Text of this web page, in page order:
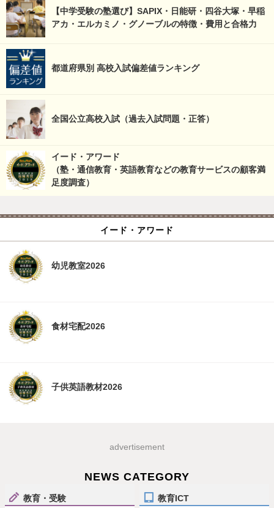
【中学受験の塾選び】SAPIX・日能研・四谷大塚・早稲
アカ・エルカミノ・グノーブルの特徴・費用と合格力
都道府県別 高校入試偏差値ランキング
全国公立高校入試（過去入試問題・正答）
イード・アワード
（塾・通信教育・英語教育などの教育サービスの顧客満
足度調査）
イード・アワード
幼児教室2026
食材宅配2026
子供英語教材2026
advertisement
NEWS CATEGORY
教育・受験 教育ICT